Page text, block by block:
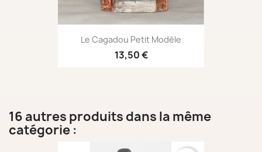
Le Cagadou Petit Modèle
13,50 €
16 autres produits dans la même
catégorie :